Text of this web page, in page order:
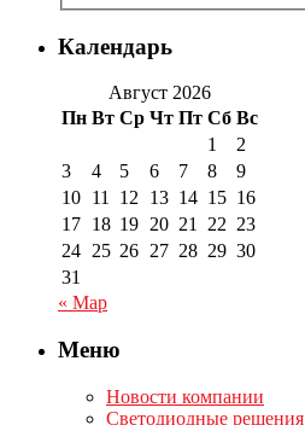
Календарь
Август 2026
Пн Вт Ср Чт Пт Сб Вс
1
2
3
4 5 6 7 8
9
10 11 12 13 14 15 16
17 18 19 20 21 22 23
24 25 26 27 28 29 30
31
« Мар
Меню
Новости компании
Светодиодные решения